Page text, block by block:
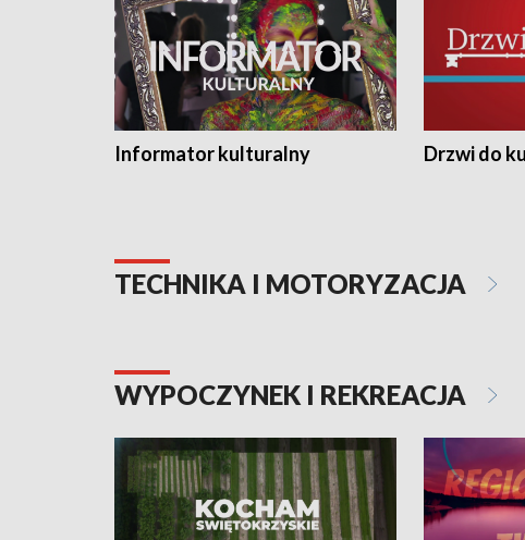
Informator kulturalny Drzwi do
TECHNIKA I MOTORYZACJA
WYPOCZYNEK I REKREACJA